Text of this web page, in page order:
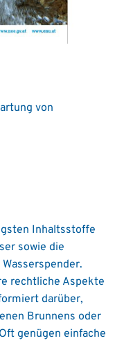
von
Inhaltsstoffe
sowie die
rechtliche Aspekte
darüber,
Brunnens oder
genügen einfache